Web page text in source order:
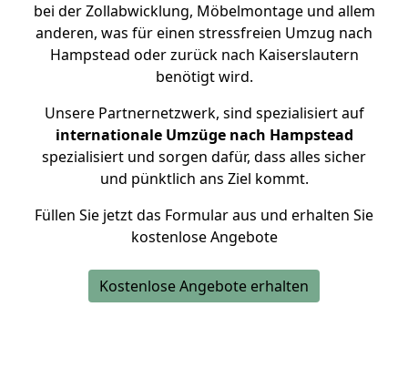
bei der Zollabwicklung, Möbelmontage und allem
anderen, was für einen stressfreien Umzug nach
Hampstead oder zurück nach Kaiserslautern
benötigt wird.
Unsere Partnernetzwerk, sind spezialisiert auf
internationale Umzüge nach Hampstead
spezialisiert und sorgen dafür, dass alles sicher
und pünktlich ans Ziel kommt.
Füllen Sie jetzt das Formular aus und erhalten Sie
kostenlose Angebote
Kostenlose Angebote erhalten